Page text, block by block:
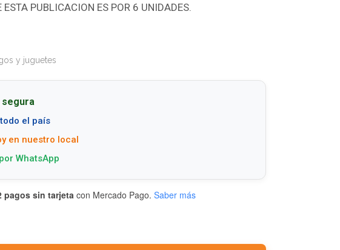
ESTA PUBLICACION ES POR 6 UNIDADES.
y juguetes
segura
el país
en nuestro local
WhatsApp
pagos sin tarjeta con Mercado Pago. Saber más